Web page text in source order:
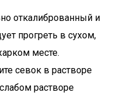
откалиброванный и
прогреть в сухом,
месте.
севок в растворе
растворе